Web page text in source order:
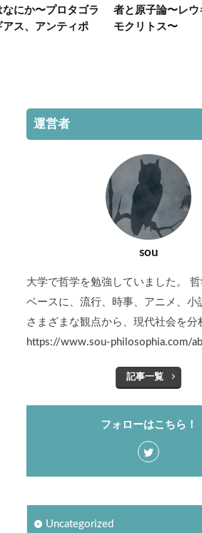
なにか〜プロタゴラ
アス、アンティポ
者と原子論〜レ
モクリトス〜
運営者
sou
大学で哲学を勉強していました。
ベースに、流行、時事、アニメ、小
さまざまな観点から、現代社会を分
https://www.sou-philosophia.com/
記事一覧
フォローはこちら！
Uncategorized